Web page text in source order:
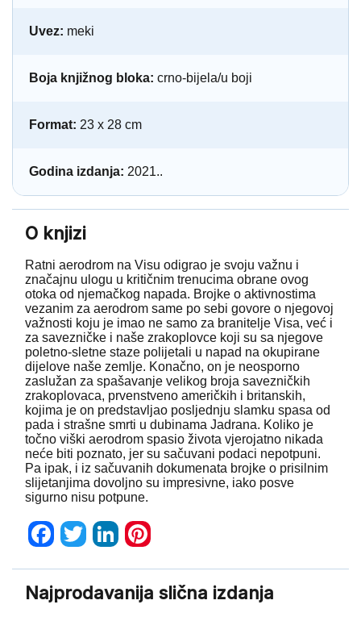
Uvez: meki
Boja knjižnog bloka: crno-bijela/u boji
Format: 23 x 28 cm
Godina izdanja: 2021..
O knjizi
Ratni aerodrom na Visu odigrao je svoju važnu i
značajnu ulogu u kritičnim trenucima obrane ovog
otoka od njemačkog napada. Brojke o aktivnostima
vezanim za aerodrom same po sebi govore o njegovoj
važnosti koju je imao ne samo za branitelje Visa, već i
za savezničke i naše zrakoplovce koji su sa njegove
poletno-sletne staze polijetali u napad na okupirane
dijelove naše zemlje. Konačno, on je neosporno
zaslužan za spašavanje velikog broja savezničkih
zrakoplovaca, prvenstveno američkih i britanskih,
kojima je on predstavljao posljednju slamku spasa od
pada i strašne smrti u dubinama Jadrana. Koliko je
točno viški aerodrom spasio života vjerojatno nikada
neće biti poznato, jer su sačuvani podaci nepotpuni.
Pa ipak, i iz sačuvanih dokumenata brojke o prisilnim
slijetanjima dovoljno su impresivne, iako posve
sigurno nisu potpune.
Najprodavanija slična izdanja